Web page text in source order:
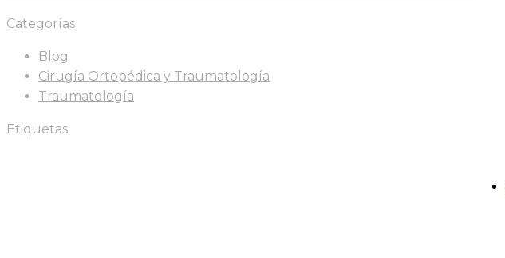
Categorías
Blog
Cirugía Ortopédica y Traumatología
Traumatología
Etiquetas